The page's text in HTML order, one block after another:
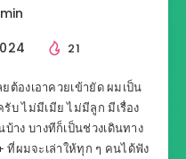
21
ต้องเอาควยเข้ายัด ผมเป็น
บ ไม่มีเมีย ไม่มีลูก มีเรื่อง
าง บางทีก็เป็นช่วงเดินทาง
ที่ผมจะเล่าให้ทุก ๆ คนได้ฟัง